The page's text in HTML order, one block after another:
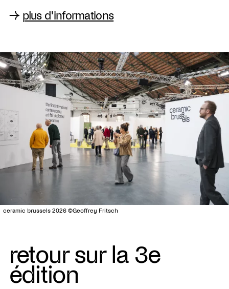
→ plus d'informations
ceramic brussels 2026 ©Geoffrey Fritsch
retour sur la 3e
édition